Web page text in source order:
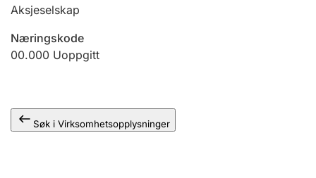
Offentlig sektor
Aksjeselskap
Næringskode
00.000 Uoppgitt
Søk i Virksomhetsopplysninger